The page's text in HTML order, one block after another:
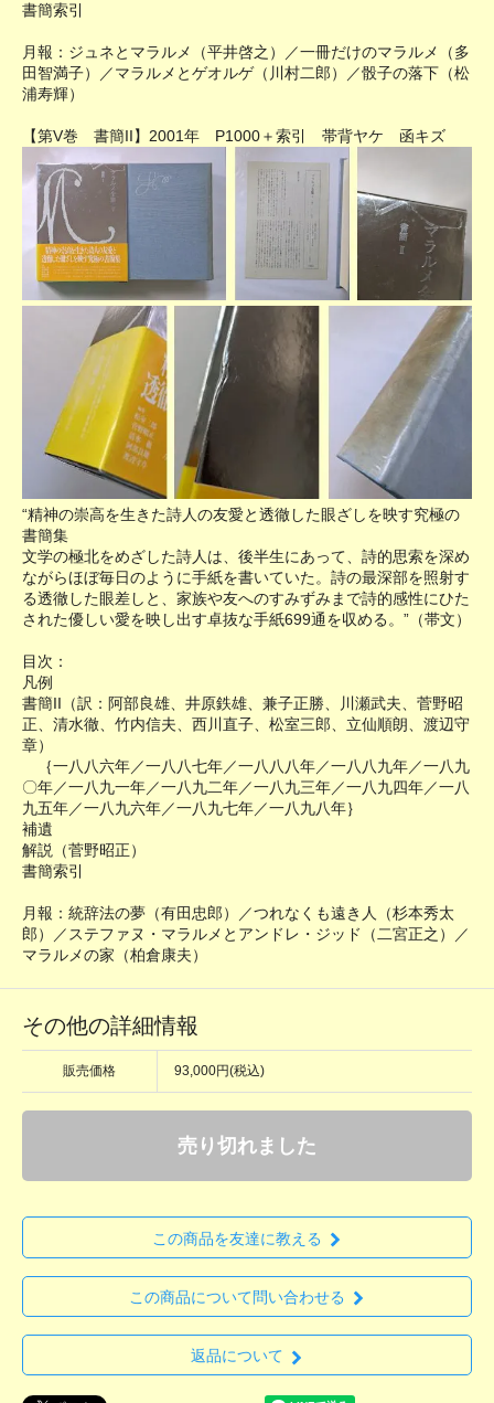
書簡索引
月報：ジュネとマラルメ（平井啓之）／一冊だけのマラルメ（多
田智満子）／マラルメとゲオルゲ（川村二郎）／骰子の落下（松
浦寿輝）
【第V巻 書簡II】2001年 P1000＋索引 帯背ヤケ 函キズ
“精神の崇高を生きた詩人の友愛と透徹した眼ざしを映す究極の
書簡集
文学の極北をめざした詩人は、後半生にあって、詩的思索を深め
ながらほぼ毎日のように手紙を書いていた。詩の最深部を照射す
る透徹した眼差しと、家族や友へのすみずみまで詩的感性にひた
された優しい愛を映し出す卓抜な手紙699通を収める。”（帯文）
目次：
凡例
書簡II（訳：阿部良雄、井原鉄雄、兼子正勝、川瀬武夫、菅野昭
正、清水徹、竹内信夫、西川直子、松室三郎、立仙順朗、渡辺守
章）
｛一八八六年／一八八七年／一八八八年／一八八九年／一八九
〇年／一八九一年／一八九二年／一八九三年／一八九四年／一八
九五年／一八九六年／一八九七年／一八九八年｝
補遺
解説（菅野昭正）
書簡索引
月報：統辞法の夢（有田忠郎）／つれなくも遠き人（杉本秀太
郎）／ステファヌ・マラルメとアンドレ・ジッド（二宮正之）／
マラルメの家（柏倉康夫）
その他の詳細情報
販売価格 93,000円(税込)
売り切れました
この商品を友達に教える
この商品について問い合わせる
返品について